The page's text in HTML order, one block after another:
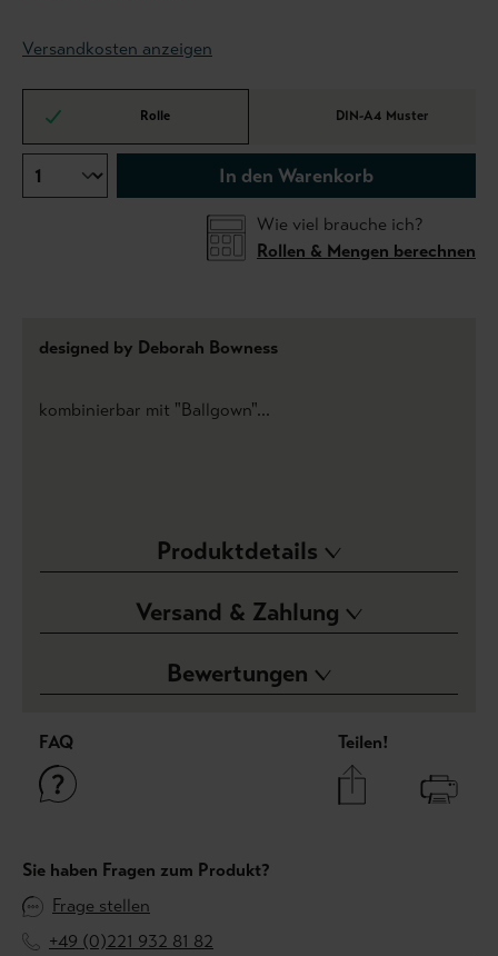
Versandkosten anzeigen
Rolle DIN-A4 Muster
In den Warenkorb
Wie viel brauche ich?
Rollen & Mengen berechnen
designed by Deborah Bowness
kombinierbar mit "Ballgown"...
Produktdetails
Versand & Zahlung
Bewertungen
FAQ Teilen!
Sie haben Fragen zum Produkt?
Frage stellen
+49 (0)221 932 81 82